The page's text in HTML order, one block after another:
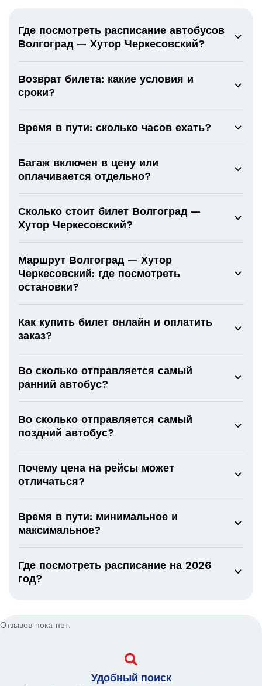
Где посмотреть расписание автобусов
Волгоград — Хутор Черкесовский?
Возврат билета: какие условия и
сроки?
Время в пути: сколько часов ехать?
Багаж включен в цену или
оплачивается отдельно?
Сколько стоит билет Волгоград —
Хутор Черкесовский?
Маршрут Волгоград — Хутор
Черкесовский: где посмотреть
остановки?
Как купить билет онлайн и оплатить
заказ?
Во сколько отправляется самый
ранний автобус?
Во сколько отправляется самый
поздний автобус?
Почему цена на рейсы может
отличаться?
Время в пути: минимальное и
максимальное?
Где посмотреть расписание на 2026
год?
Отзывов пока нет.
Удобный поиск